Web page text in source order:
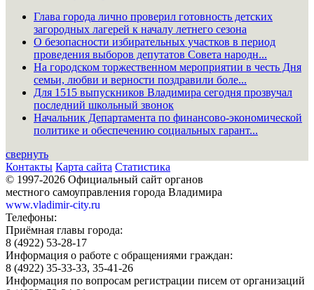
Глава города лично проверил готовность детских
загородных лагерей к началу летнего сезона
О безопасности избирательных участков в период
проведения выборов депутатов Совета народн...
На городском торжественном мероприятии в честь Дня
семьи, любви и верности поздравили боле...
Для 1515 выпускников Владимира сегодня прозвучал
последний школьный звонок
Начальник Департамента по финансово-экономической
политике и обеспечению социальных гарант...
свернуть
Контакты Карта сайта Статистика
© 1997-2026 Официальный сайт органов
местного самоуправления города Владимира
www.vladimir-city.ru
Телефоны:
Приёмная главы города:
8 (4922) 53-28-17
Информация о работе с обращениями граждан:
8 (4922) 35-33-33, 35-41-26
Информация по вопросам регистрации писем от организаций